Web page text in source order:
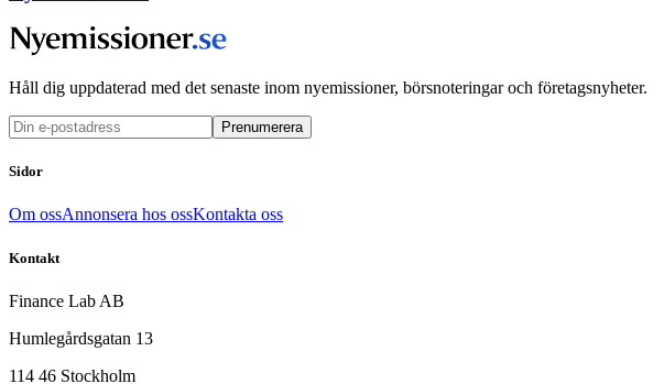
Håll dig uppdaterad med det senaste inom nyemissioner, börsnoteringar och företagsnyheter.
Prenumerera
Sidor
Om ossAnnonsera hos ossKontakta oss
Kontakt
Finance Lab AB
Humlegårdsgatan 13
114 46 Stockholm